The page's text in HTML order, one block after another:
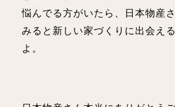
悩んでる方がいたら、日本物産
みると新しい家づくりに出会え
よ。